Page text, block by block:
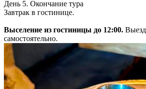
День 5. Окончание тура
Завтрак в гостинице.
Выселение из гостиницы до 12:00.
самостоятельно.